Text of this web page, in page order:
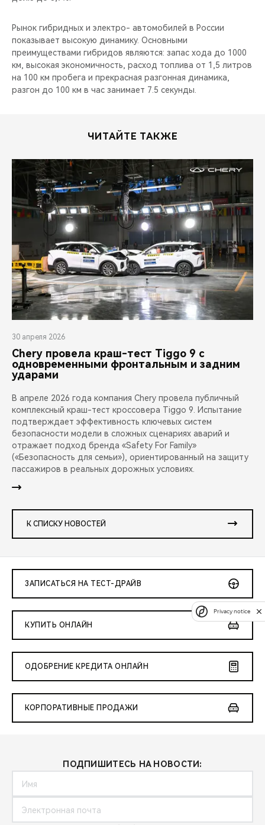
Рынок гибридных и электро- автомобилей в России
показывает высокую динамику. Основными
преимуществами гибридов являются: запас хода до 1000
км, высокая экономичность, расход топлива от 1,5 литров
на 100 км пробега и прекрасная разгонная динамика,
разгон до 100 км в час занимает 7.5 секунды.
ЧИТАЙТЕ ТАКЖЕ
30 апреля 2026
Chery провела краш-тест Tiggo 9 с
одновременными фронтальным и задним
ударами
В апреле 2026 года компания Chery провела публичный
комплексный краш-тест кроссовера Tiggo 9. Испытание
подтверждает эффективность ключевых систем
безопасности модели в сложных сценариях аварий и
отражает подход бренда «Safety For Family»
(«Безопасность для семьи»), ориентированный на защиту
пассажиров в реальных дорожных условиях.
К СПИСКУ НОВОСТЕЙ
ЗАПИСАТЬСЯ НА ТЕСТ-ДРАЙВ
КУПИТЬ ОНЛАЙН
ОДОБРЕНИЕ КРЕДИТА ОНЛАЙН
КОРПОРАТИВНЫЕ ПРОДАЖИ
ПОДПИШИТЕСЬ НА НОВОСТИ:
Privacy notice